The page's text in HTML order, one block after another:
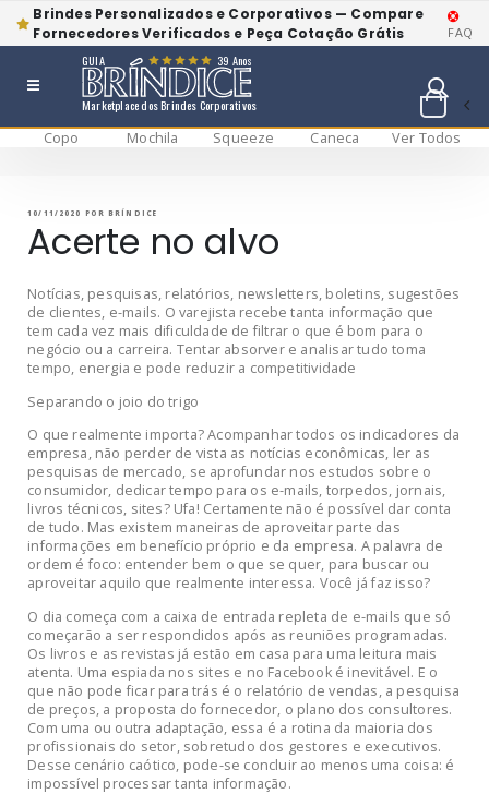
Brindes Personalizados e Corporativos — Compare
Fornecedores Verificados e Peça Cotação Grátis
FAQ
Marketplace dos Brindes Corporativos
GUIA 39 Anos
Copo Mochila Squeeze Caneca
Ver Todos
conteúdo
PUBLICADO
10/11/2020 PORBRÍNDICE
Acerte no alvo
Notícias, pesquisas, relatórios, newsletters, boletins, sugestões
de clientes, e-mails. O varejista recebe tanta informação que
tem cada vez mais dificuldade de filtrar o que é bom para o
negócio ou a carreira. Tentar absorver e analisar tudo toma
tempo, energia e pode reduzir a competitividade
Separando o joio do trigo
O que realmente importa? Acompanhar todos os indicadores da
empresa, não perder de vista as notícias econômicas, ler as
pesquisas de mercado, se aprofundar nos estudos sobre o
consumidor, dedicar tempo para os e-mails, torpedos, jornais,
livros técnicos, sites? Ufa! Certamente não é possível dar conta
de tudo. Mas existem maneiras de aproveitar parte das
informações em benefício próprio e da empresa. A palavra de
ordem é foco: entender bem o que se quer, para buscar ou
aproveitar aquilo que realmente interessa. Você já faz isso?
O dia começa com a caixa de entrada repleta de e-mails que só
começarão a ser respondidos após as reuniões programadas.
Os livros e as revistas já estão em casa para uma leitura mais
atenta. Uma espiada nos sites e no Facebook é inevitável. E o
que não pode ficar para trás é o relatório de vendas, a pesquisa
de preços, a proposta do fornecedor, o plano dos consultores.
Com uma ou outra adaptação, essa é a rotina da maioria dos
profissionais do setor, sobretudo dos gestores e executivos.
Desse cenário caótico, pode-se concluir ao menos uma coisa: é
impossível processar tanta informação.